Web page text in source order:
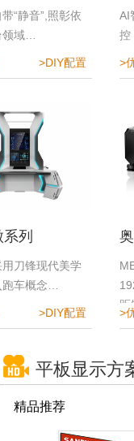
降噪难题
“静音”,照彰依
域…
>DIY配置
AI
控
>
列
刀锋现代美学
车概念…
>DIY配置 >
平板显示方
精品推荐